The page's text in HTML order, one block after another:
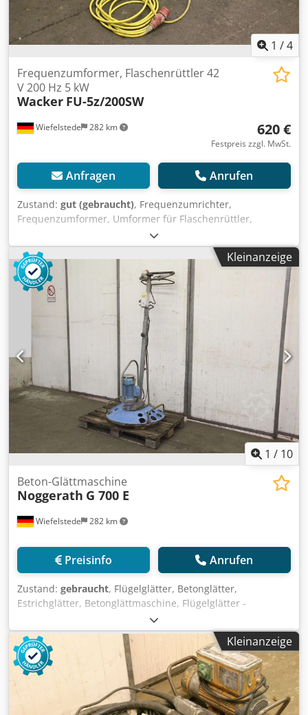
1 /4
Wiefelstede 282 km
Frequenzumformer, Flaschenrüttler 42
V 200 Hz 5 kW
Wacker FU-5z/200SW
620 €
Festpreis zzgl. MwSt.
Anfragen Anrufen
Zustand: gut (gebraucht), Frequenzumrichter,
Frequenzumformer, Umformer für Flaschenrüttler,
Rüttelflasche, Innenrüttler -Frequenzumrichter -Leistung: 5
kW -Ausgang: 42 V -Frequenz: 200 Hz -Abmessungen:
1160/600/H740 mm Dsdpfec Nfd Tsx Al Seck -Gewicht: 88
kg
Kleinanzeige
1 / 10
Wiefelstede 282 km
Beton-Glättmaschine
Noggerath G 700 E
Preisinfo Anrufen
Zustand: gebraucht, Flügelglätter, Betonglätter,
Estrichglätter, Betonglättmaschine, Flügelglätter -
Hersteller: Noggerath, Handgeführte Beton Glättmaschine
Typ G 700 E -E-Motor: 2,0 / 1,35 kW -Tellerdurchmesser:
700 mm Dcjdpfjg T I Nwsx Al Sok -Transportabmessung:
1040/780/H1300 mm -Gewicht: 69 kg
Kleinanzeige